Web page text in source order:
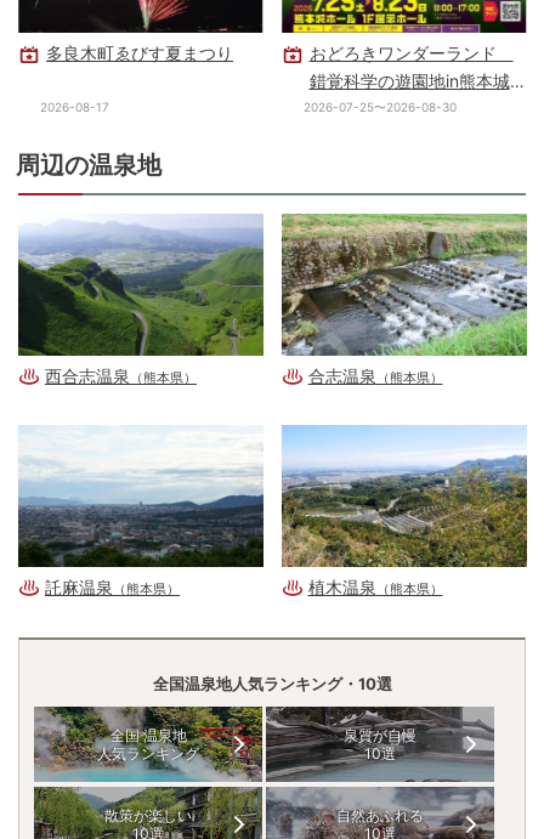
多良木町ゑびす夏まつり
2026-08-17
おどろきワンダーランド
錯覚科学の遊園地in熊本城
ホール
2026-07-25〜2026-08-30
周辺の温泉地
西合志温泉 （熊本県） 合志温泉 （熊本県）
託麻温泉 （熊本県） 植木温泉 （熊本県）
全国温泉地人気ランキング・10選
全国 温泉地
人気ランキング
泉質が自慢
10選
散策が楽しい
10選
自然あふれる
10選